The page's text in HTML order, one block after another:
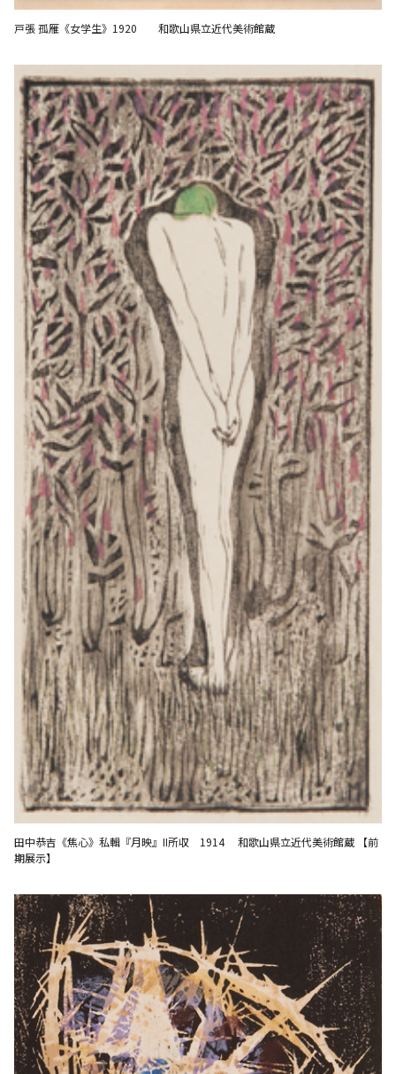
戸張 孤雁《女学生》1920 和歌山県立近代美術館蔵
田中恭吉《焦心》私輯『月映』II所収 1914 和歌山県立近代美術館蔵 【前
期展示】